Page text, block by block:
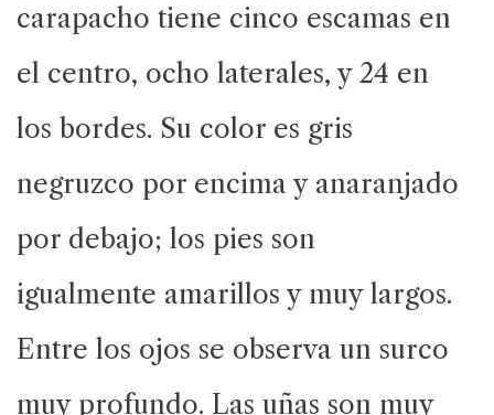
carapacho tiene cinco escamas en
el centro, ocho laterales, y 24 en
los bordes. Su color es gris
negruzco por encima y anaranjado
por debajo; los pies son
igualmente amarillos y muy largos.
Entre los ojos se observa un surco
muy profundo. Las uñas son muy